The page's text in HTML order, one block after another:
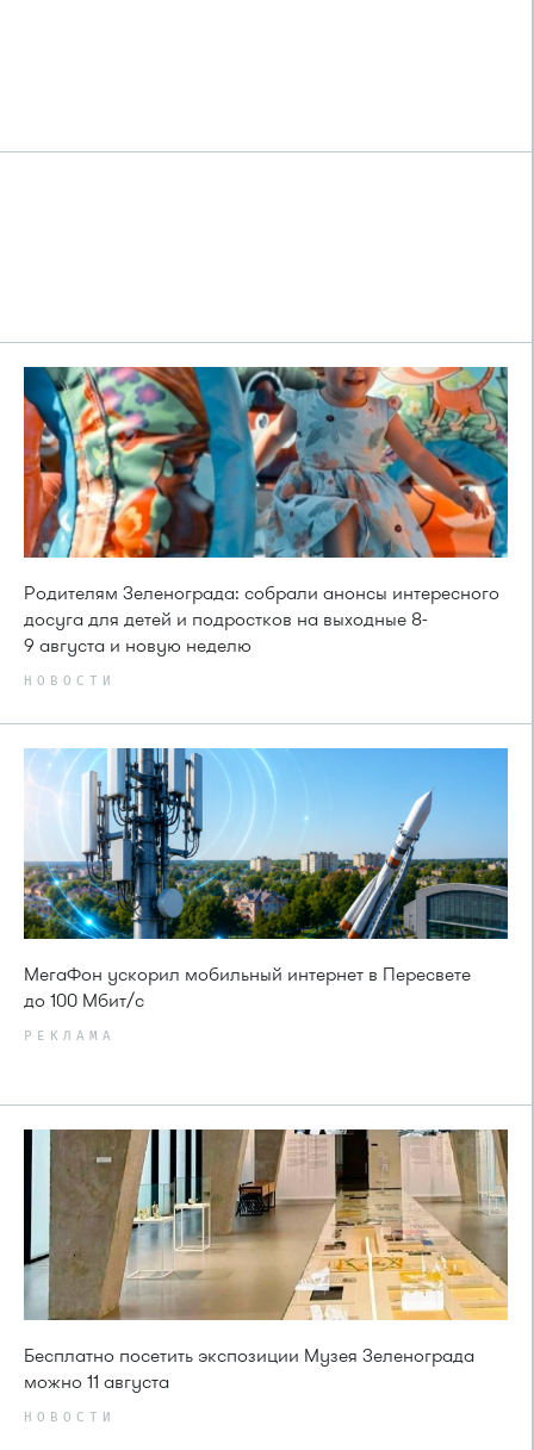
Родителям Зеленограда: собрали анонсы интересного
досуга для детей и подростков на выходные 8-
9 августа и новую неделю
НОВОСТИ
МегаФон ускорил мобильный интернет в Пересвете
до 100 Мбит/с
РЕКЛАМА
Бесплатно посетить экспозиции Музея Зеленограда
можно 11 августа
НОВОСТИ